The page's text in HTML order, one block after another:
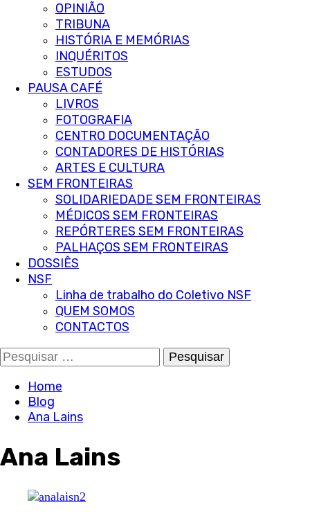
OPINIÃO
TRIBUNA
HISTÓRIA E MEMÓRIAS
INQUÉRITOS
ESTUDOS
PAUSA CAFÉ
LIVROS
FOTOGRAFIA
CENTRO DOCUMENTAÇÃO
CONTADORES DE HISTÓRIAS
ARTES E CULTURA
SEM FRONTEIRAS
SOLIDARIEDADE SEM FRONTEIRAS
MÉDICOS SEM FRONTEIRAS
REPÓRTERES SEM FRONTEIRAS
PALHAÇOS SEM FRONTEIRAS
DOSSIÊS
NSF
Linha de trabalho do Coletivo NSF
QUEM SOMOS
CONTACTOS
Pesquisar
por:
Home
Blog
Ana Lains
Ana Lains